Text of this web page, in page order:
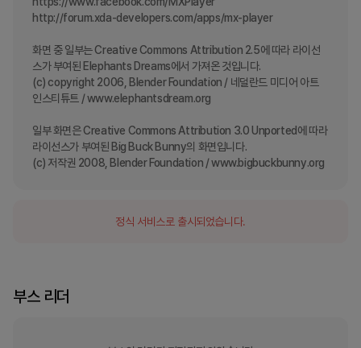
http://forum.xda-developers.com/apps/mx-player
화면 중 일부는 Creative Commons Attribution 2.5에 따라 라이선
스가 부여된 Elephants Dreams에서 가져온 것입니다.
(c) copyright 2006, Blender Foundation / 네덜란드 미디어 아트
인스티튜트 / www.elephantsdream.org
일부 화면은 Creative Commons Attribution 3.0 Unported에 따라
라이선스가 부여된 Big Buck Bunny의 화면입니다.
(c) 저작권 2008, Blender Foundation / www.bigbuckbunny.org
정식 서비스로 출시되었습니다.
부스 리더